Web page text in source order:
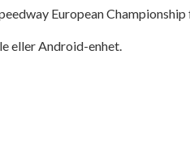
European
eller Android-enhet.